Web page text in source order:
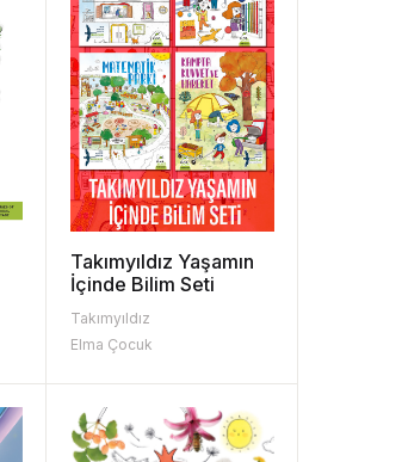
Takımyıldız Yaşamın
İçinde Bilim Seti
Takımyıldız
Elma Çocuk